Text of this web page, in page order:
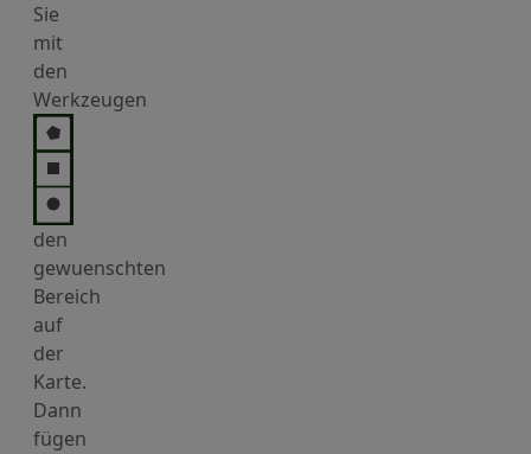
Sie
mit
den
Werkzeugen
den
gewuenschten
Bereich
auf
der
Karte.
Dann
fügen